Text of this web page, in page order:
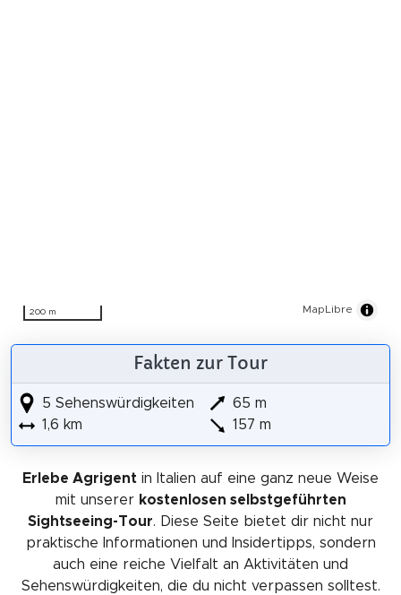
200 m MapLibre
Fakten zur Tour
5 Sehenswürdigkeiten
1,6 km
65 m
157 m
Erlebe Agrigent in Italien auf eine ganz neue Weise
mit unserer kostenlosen selbstgeführten
Sightseeing-Tour. Diese Seite bietet dir nicht nur
praktische Informationen und Insidertipps, sondern
auch eine reiche Vielfalt an Aktivitäten und
Sehenswürdigkeiten, die du nicht verpassen solltest.